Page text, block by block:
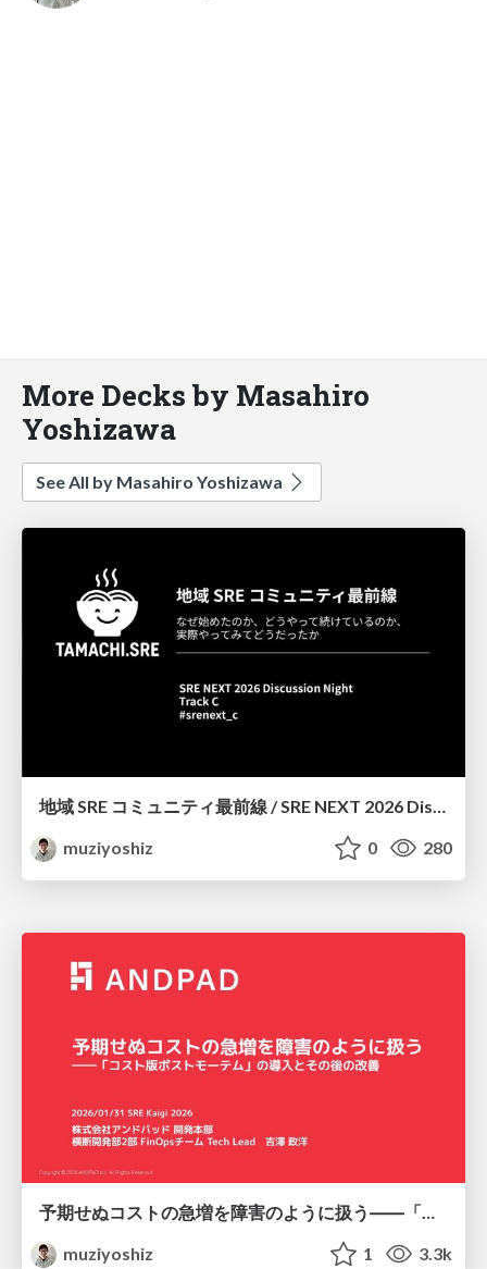
More Decks by Masahiro
Yoshizawa
See All by Masahiro Yoshizawa
地域 SRE コミュニティ最前線 / SRE NEXT 2026 Discussion Night Track C
muziyoshiz
0 280
muziyoshiz
1 3.3k